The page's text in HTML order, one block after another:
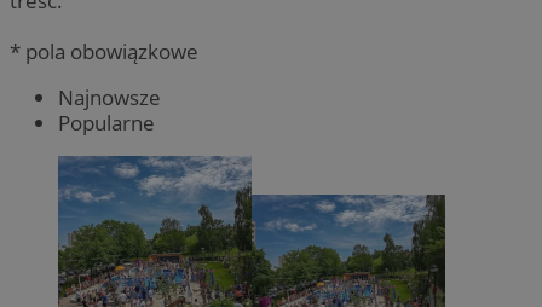
* pola obowiązkowe
Najnowsze
Popularne